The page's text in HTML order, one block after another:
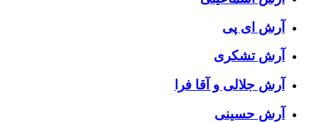
آرش ای پی
آرش تشکری
آرش جلالی و آقا فرا
آرش حسینی